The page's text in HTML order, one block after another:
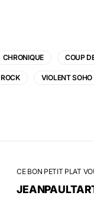
CHRONIQUE COUP
ROCK VIOLENT SOHO
CE BON PETIT PLAT